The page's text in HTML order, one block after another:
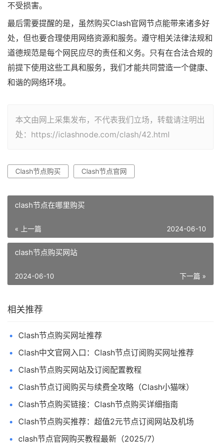
不受损害。
最后需要提醒的是，虽然购买Clash官网节点能带来诸多好
处，但也要合理使用网络资源和服务。遵守相关法律法规和
道德规范是每个网民应尽的责任和义务。只有在合法合规的
前提下使用这些工具和服务，我们才能共同营造一个健康、
和谐的网络环境。
本文由网上采集发布，不代表我们立场，转载请注明出
处：https://iclashnode.com/clash/42.html
Clash节点购买 Clash节点官网
clash节点在哪里购买
« 上一篇 2024-06-10
clash节点购买网站
下一篇 »
2024-06-10
相关推荐
Clash节点购买网址推荐
Clash中文官网入口：Clash节点订阅购买网址推荐
Clash节点购买网站及订阅配置教程
Clash节点订阅购买与续费全攻略（Clash小猫咪）
Clash节点购买链接：Clash节点购买详细指南
Clash节点购买推荐：超值2元节点订阅网站及机场
clash节点官网购买教程最新（2025/7）